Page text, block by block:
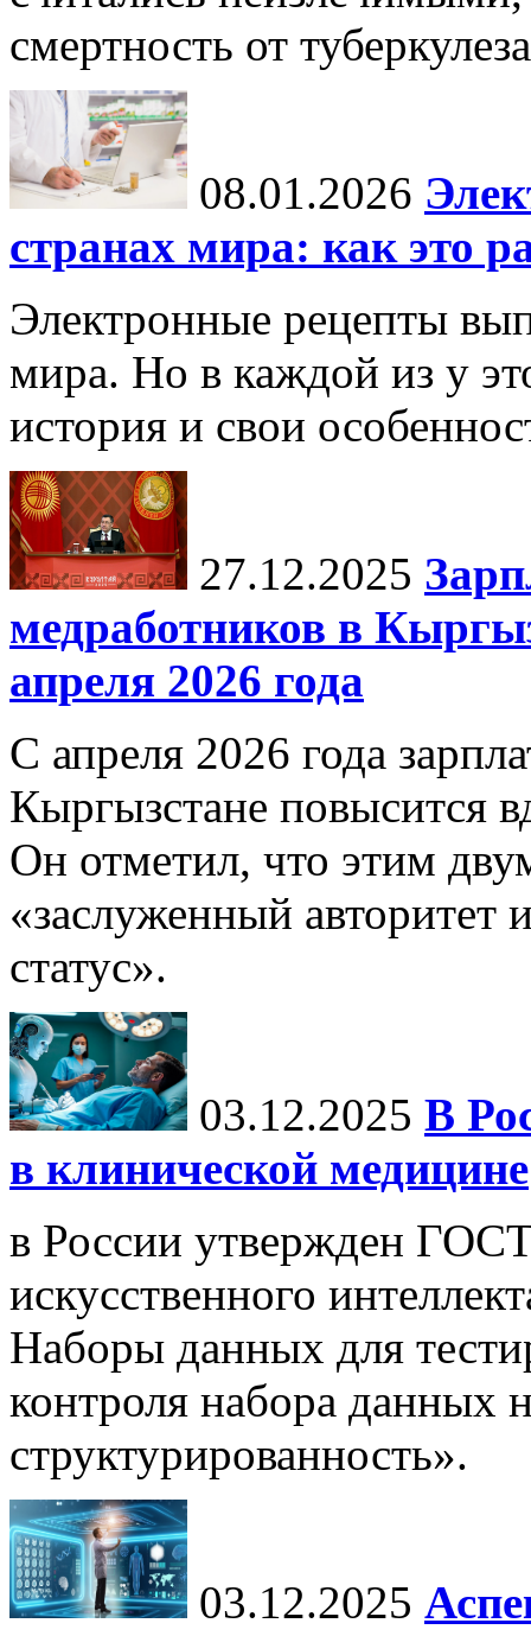
смертность от
08.01.2026
странах мира: как это
Электронные рецепты
мира. Но в каждой из у
история и свои
27.12.2025
медработников в
апреля 2026 года
С апреля 2026 года
Кыргызстане повысится
Он отметил, что этим
«заслуженный
статус».
03.12.2025 В
в клинической медицине
в России утвержден
искусственного
Наборы данных для
контроля набора данных
структурированность».
03.12.2025